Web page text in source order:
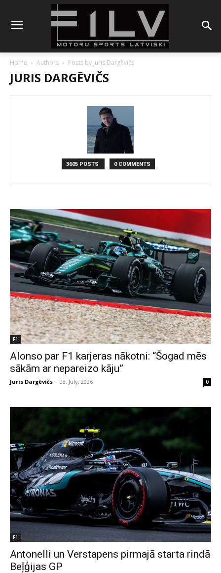
Home Authors Posts by Juris Dargēvičs
JURIS DARGĒVIČS
3605 POSTS 0 COMMENTS
F1
Alonso par F1 karjeras nākotni: “Šogad mēs
sākām ar nepareizo kāju”
Juris Dargēvičs - 23. July, 2026 0
F1
Antonelli un Verstapens pirmajā starta rindā
Beļģijas GP